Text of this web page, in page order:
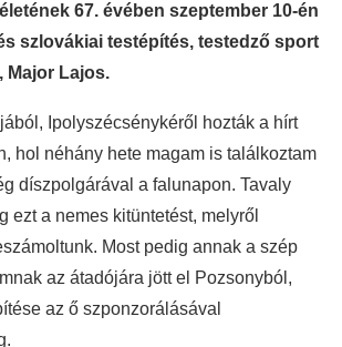
67. évében szeptember 10-én
szlovákiai testépítés, testedző sport
Major Lajos.
Ipolyszécsénykéről hozták a hírt
hol néhány hete magam is találkoztam
díszpolgárával a falunapon. Tavaly
ezt a nemes kitüntetést, melyről
Most pedig annak a szép
az átadójára jött el Pozsonyból,
az ő szponzorálásával